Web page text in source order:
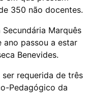
350 não docentes.
Marquês
ano passou a estar
Benevides.
requerida de três
Pedagógico da